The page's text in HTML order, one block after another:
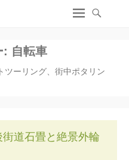
: 自転車
ツーリング、街中ポタリン
道石畳と絶景外輪